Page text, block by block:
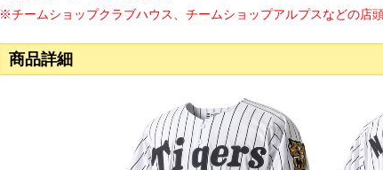
※チームショップクラブハウス、チームショップアルプスなどの店
商品詳細